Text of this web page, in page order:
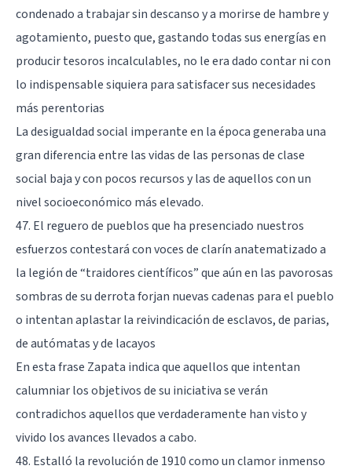
condenado a trabajar sin descanso y a morirse de hambre y
agotamiento, puesto que, gastando todas sus energías en
producir tesoros incalculables, no le era dado contar ni con
lo indispensable siquiera para satisfacer sus necesidades
más perentorias
La desigualdad social imperante en la época generaba una
gran diferencia entre las vidas de las personas de clase
social baja y con pocos recursos y las de aquellos con un
nivel socioeconómico más elevado.
47. El reguero de pueblos que ha presenciado nuestros
esfuerzos contestará con voces de clarín anatematizado a
la legión de “traidores científicos” que aún en las pavorosas
sombras de su derrota forjan nuevas cadenas para el pueblo
o intentan aplastar la reivindicación de esclavos, de parias,
de autómatas y de lacayos
En esta frase Zapata indica que aquellos que intentan
calumniar los objetivos de su iniciativa se verán
contradichos aquellos que verdaderamente han visto y
vivido los avances llevados a cabo.
48. Estalló la revolución de 1910 como un clamor inmenso